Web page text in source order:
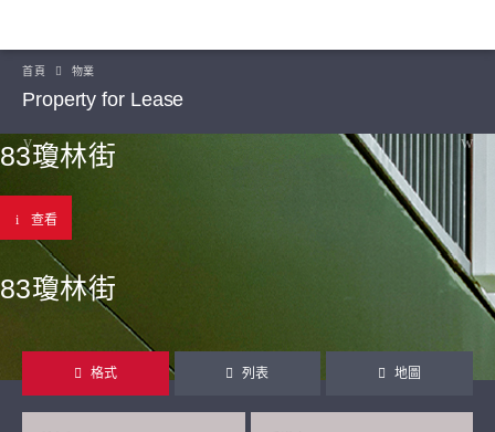
首頁 物業
Property for Lease
83瓊林街
查看
83瓊林街
格式 列表 地圖